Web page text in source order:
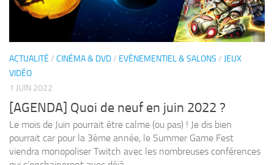
ACTUALITÉ / CINÉMA & DVD/ EVÈNEMENTIEL & SALONS / JEUX
VIDÉO
1 JUIN 2022
[AGENDA] Quoi de neuf en juin 2022 ?
Le mois de Juin pourrait être calme (ou pas) ! Je dis bien
pourrait car pour la 3ème année, le Summer Game Fest
viendra monopoliser Twitch avec les nombreuses conférences